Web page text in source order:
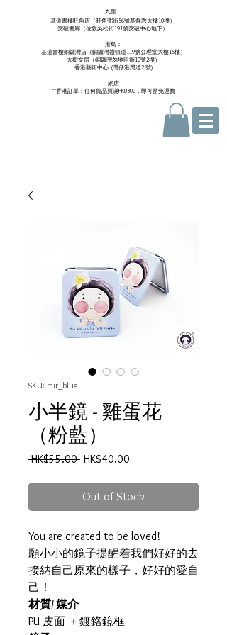
九龍：
基道書樓旺角店（旺角弼街56號基督教大樓10樓）
突破書廊（佐敦吳松街191號突破中心地下）
港島：
基道書樓銅鑼灣店（銅鑼灣禮頓道119號公理堂大樓15樓）
大樹文房（銅鑼灣勿地臣街10號2樓）
香港藝術中心 ​ (灣仔港灣道2 號)
網店
**香港訂單：任何貨品買滿HKD300，即可豁免運費
SKU: mir_blue
小半鏡 - 雞蛋花
（粉藍）
HK$55.00 Regular
HK$40.00
Out of Stock
You are created to be loved!
願小小的鏡子提醒着我們好好的去
接納自己原來的樣子，好好的愛自
己！
材質/ 媒介
PU 皮面 ＋鍍鉻鏡框